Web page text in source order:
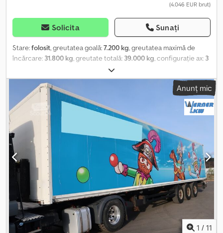
(4.046 EUR brut)
Solicita Sunați
Stare:folosit, greutatea goală:7.200 kg, greutatea maximă de
încărcare: 31.800 kg , greutate totală: 39.000 kg , configurație ax: 3
06/2011, următoarea inspecție (TÜV):
12/2026, lungimea spațiului de încărcare:13.620 mm, lățimea
spațiului de încărcare:
, înălțime spațiu de încărcare:
2.720 mm
, volumul spațiului de încărcare:
, lungime totală:
13.620 mm
, dimensiunea anvelopei:385/65 22,5
, ampatament:
1.310 mm
, culoare: , An de fabricație:2011, ore de funcționare:
645.680 h
, kilometraj:
, dimensiunea anvelopei din
față:
385/65 22,5 , dimensiunea anvelopei din spate: 385/65 22,5
cabină șofer:
, clasă de emisii:niciunul , Dotări:ABS,
înmatriculare camion
, Număr de referință pentru solicitări: 41426
Krone, box (furgon) * An fabricație: 2011 * ABS, sistem de frânare
antiblocare * EBS, sistem electronic de frânare * Suspensie
pneumatică * Acoperiș fix Dedszc Ebdjpfx Actsck * Certificat de
securizare a încărcăturii DIN EN 12642 Cod XL * Ușă portal *
Container izoterm * Dublu etaj complet, inclusiv traverse *
Racord aer cu cap de cuplare (roșu + galben) * Conectori
Anunț mic
1 / 11